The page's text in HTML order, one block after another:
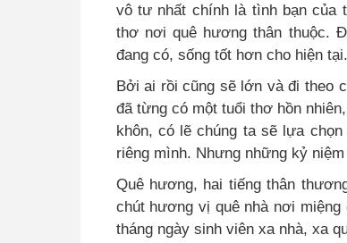
vô tư nhất chính là tình bạn của
thơ nơi quê hương thân thuộc.
đang có, sống tốt hơn cho hiện tại.
Bởi ai rồi cũng sẽ lớn và đi theo
đã từng có một tuổi thơ hồn
khôn, có lẽ chúng ta sẽ lựa
riêng mình. Nhưng những kỷ
Quê hương, hai tiếng thân
chút hương vị quê nhà nơi
tháng ngày sinh viên xa nhà, xa